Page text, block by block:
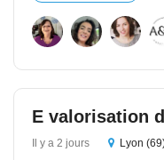
E valorisation
Il y a 2 jours Lyon